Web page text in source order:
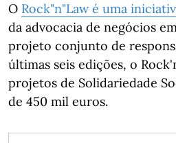
O Rock"n"Law é uma
da advocacia de negócios
projeto conjunto de
últimas seis edições, o
projetos de Solidariedade
de 450 mil euros.